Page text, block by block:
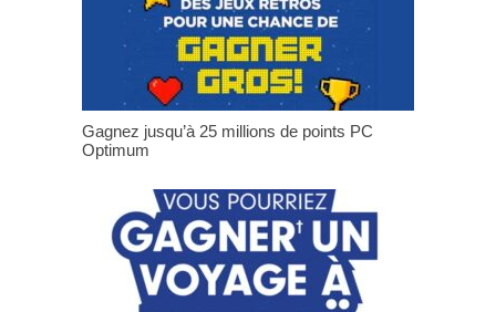
Gagnez jusqu’à 25 millions de points PC
Optimum